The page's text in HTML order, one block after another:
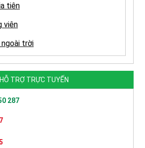
tiên
viên
ngoài trời
HỖ TRỢ TRỰC TUYẾN
287